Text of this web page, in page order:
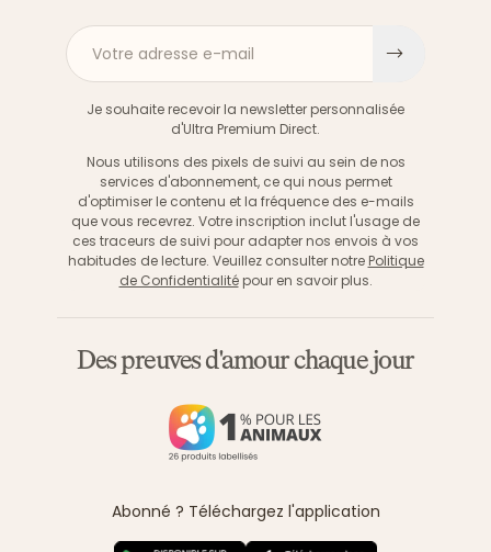
Votre adresse e-mail
Je souhaite recevoir la newsletter personnalisée
d'Ultra Premium Direct.
Nous utilisons des pixels de suivi au sein de nos
services d'abonnement, ce qui nous permet
d'optimiser le contenu et la fréquence des e-mails
que vous recevrez. Votre inscription inclut l'usage de
ces traceurs de suivi pour adapter nos envois à vos
habitudes de lecture. Veuillez consulter notre Politique
de Confidentialitépour en savoir plus.
Des preuves d'amour chaque jour
Abonné ? Téléchargez l'application